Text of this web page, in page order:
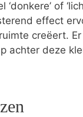
of
effect
creëert.
achter deze